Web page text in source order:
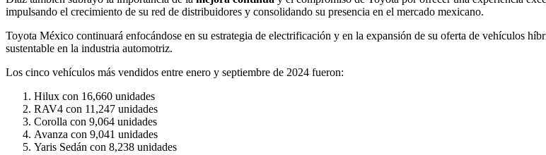
impulsando el crecimiento de su red de distribuidores y consolidando su presencia en el mercado mexicano.
Toyota México continuará enfocándose en su estrategia de electrificación y en la expansión de su oferta de vehículos
sustentable en la industria automotriz.
Los cinco vehículos más vendidos entre enero y septiembre de 2024 fueron:
Hilux con 16,660 unidades
RAV4 con 11,247 unidades
Corolla con 9,064 unidades
Avanza con 9,041 unidades
Yaris Sedán con 8,238 unidades